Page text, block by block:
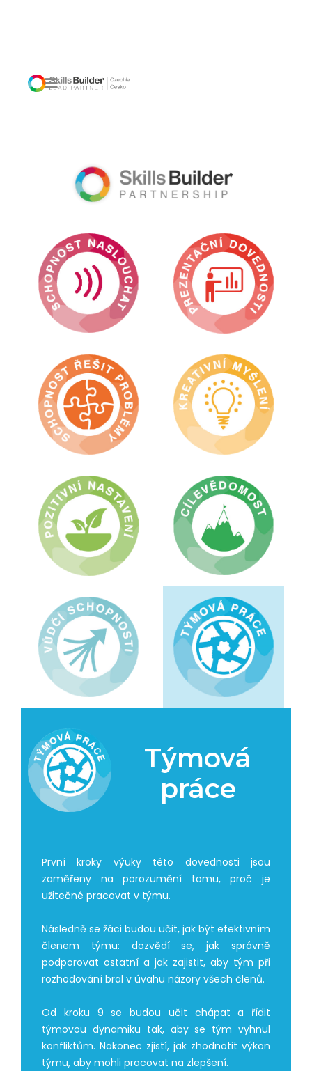
Týmová
práce
První kroky výuky této dovednosti jsou
zaměřeny na porozumění tomu, proč je
užitečné pracovat v týmu.
Následně se žáci budou učit, jak být efektivním
členem týmu: dozvědí se, jak správně
podporovat ostatní a jak zajistit, aby tým při
rozhodování bral v úvahu názory všech členů.
Od kroku 9 se budou učit chápat a řídit
týmovou dynamiku tak, aby se tým vyhnul
konfliktům. Nakonec zjistí, jak zhodnotit výkon
týmu, aby mohli pracovat na zlepšení.